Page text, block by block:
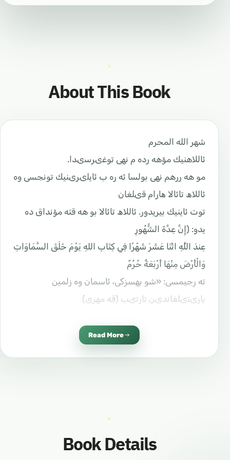
About This Book
شهر الله المحرم
ئاللاهنيك مؤهه رده م نهى توغىرسىدا.
مو هه ررهم نهی بولسا ئه ره ب ئايلىرىنيك تونجسی وه
ئاللاھ تائالا ھارام قىلغان
توت ئاينيك بيريدور. ئاللاھ تائالا بو هه قته مؤنداق ده
يدو: ﴿إِنَّ عِدَّةَ الشُّهُورِ
عِندَ اللَّهِ اثْنَا عَشَرَ شَهْرًا فِي كِتَابِ اللهِ يَوْمَ خَلَقَ السَّمَاوَاتِ
وَالْأَرْضَ مِنْهَا أَرْبَعَةٌ حُرُمٌ
ته رجیمسی: «شو بهسزکی، ئاسمان وه زلمين
يارىتىلغاندىن تارتىپ (قه مهری)
بو ناينيك كاتتا شه ره پلیریدین بری په یغه مبه رئه له
يهىسسالام بو ئاللاهقا
Read More
Book Details